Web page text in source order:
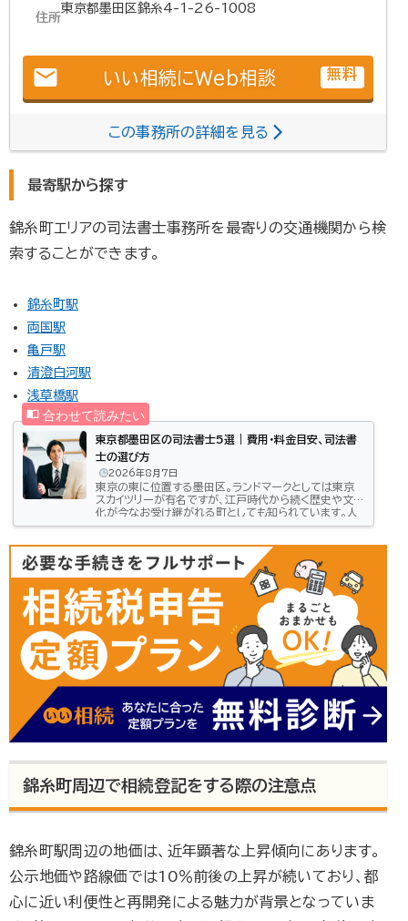
住所
東京都墨田区錦糸4-1-26-1008
email いい相続にWeb相談 無料
この事務所の詳細を見る
最寄駅から探す
錦糸町エリアの司法書士事務所を最寄りの交通機関から検
索することができます。
錦糸町駅
両国駅
亀戸駅
清澄白河駅
浅草橋駅
東京都墨田区の司法書士5選 | 費用・料金目安、司法書
士の選び方
2026年8月7日
東京の東に位置する墨田区。ランドマークとしては東京
スカイツリーが有名ですが、江戸時代から続く歴史や文
化が今なお受け継がれる町としても知られています。人
口は約28万人で、商業都市、観光都市、そして住宅都市
相続が発生した時のため、司法書士５選と、司法書士の
選び方、依頼できる内容や費用感についてご紹介しま
す。東京都墨田区の司法書士5選墨田区にお住まいの方
や、この地域に不動産をお持ちの方にとって、地元の司
法書士に相続登記を依頼するのは大きなメリットがあ
り...
錦糸町周辺で相続登記をする際の注意点
錦糸町駅周辺の地価は、近年顕著な上昇傾向にあります。
公示地価や路線価では10％前後の上昇が続いており、都
心に近い利便性と再開発による魅力が背景となっていま